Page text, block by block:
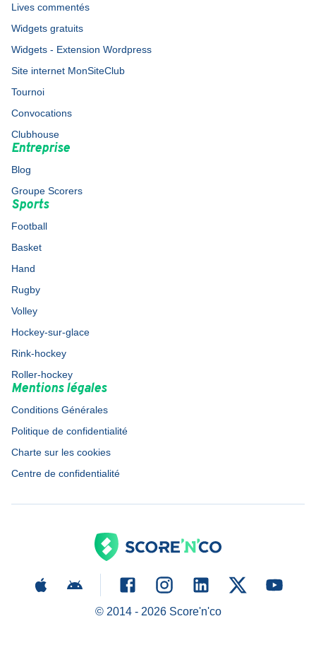
Lives commentés
Widgets gratuits
Widgets - Extension Wordpress
Site internet MonSiteClub
Tournoi
Convocations
Clubhouse
Entreprise
Blog
Groupe Scorers
Sports
Football
Basket
Hand
Rugby
Volley
Hockey-sur-glace
Rink-hockey
Roller-hockey
Mentions légales
Conditions Générales
Politique de confidentialité
Charte sur les cookies
Centre de confidentialité
© 2014 - 2026Score'n'co